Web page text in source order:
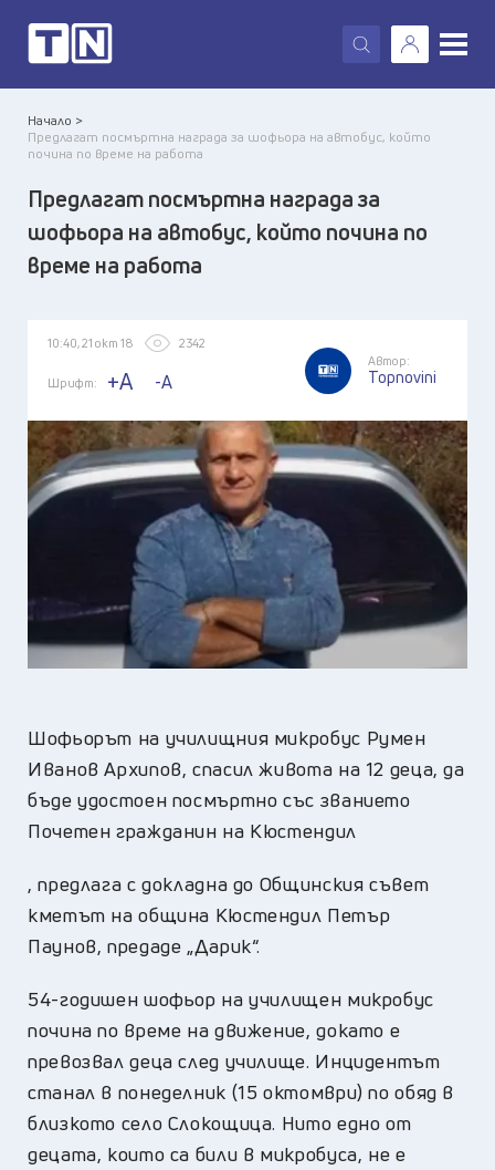
X
Начало >
Предлагат посмъртна награда за шофьора на автобус, който
почина по време на работа
Предлагат посмъртна награда за
шофьора на автобус, който почина по
време на работа
10:40, 21 окт 18 2342
Шрифт: +A -A
Автор:
Topnovini
Шофьорът на училищния микробус Румен
Иванов Архипов, спасил живота на 12 деца, да
бъде удостоен посмъртно със званието
Почетен гражданин на Кюстендил
, предлага с докладна до Общинския съвет
кметът на община Кюстендил Петър
Паунов, предаде „Дарик“.
54-годишен шофьор на училищен микробус
почина по време на движение, докато е
превозвал деца след училище. Инцидентът
станал в понеделник (15 октомври) по обяд в
близкото село Слокощица. Нито едно от
децата, които са били в микробуса, не е